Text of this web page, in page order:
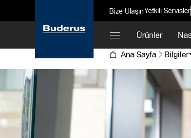
Bize UlaşınYetkili Servisler
Ürünler
Ana Sayfa
Bilgiler